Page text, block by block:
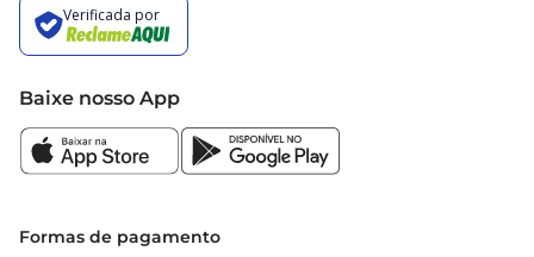
Baixe nosso App
Formas de pagamento